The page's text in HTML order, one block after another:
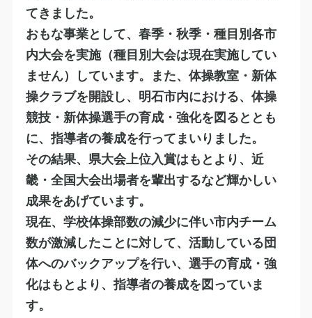
てきました。
おもな事業として、春季・秋季・種目別各市
内大会を実施（種目別大会は現在実施してい
ません）しています。また、体操教室・新体
操クラブを開設し、明石市内における、体操
競技・新体操選手の育成・強化を図るととも
に、指導者の養成を行ってまいりました。
その結果、県大会上位入賞はもとより、近
畿・全国大会出場者を輩出するなど輝かしい
成果をあげています。
現在、学校体操部数の減少に伴い市内チーム
数が激減したことに対して、活動している団
体へのバックアップを行い、選手の育成・強
化はもとより、指導者の養成を図っていま
す。